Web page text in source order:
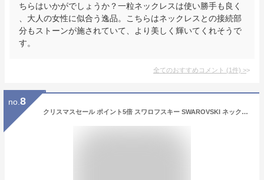
ちらはいかがでしょうか？一粒ネックレスは使い勝手も良く
、大人の女性に似合う逸品。こちらはネックレスとの接続部
分もストーンが施されていて、より美しく輝いてくれそうで
す。
全てのおすすめコメント (1件) >
no. 8
クリスマスセール ポイント5倍 スワロフスキー SWAROVSKI ネックレス レディース 5414970 Attract Trilogy Round Pendant シルバー [ジュエリー アクセサリー] 新品